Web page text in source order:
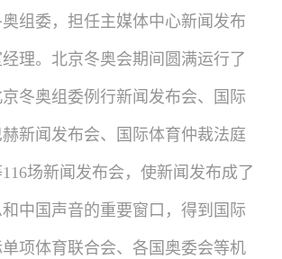
组委，担任主媒体中心新闻发布
理。北京冬奥会期间圆满运行了
冬奥组委例行新闻发布会、国际
新闻发布会、国际体育仲裁法庭
场新闻发布会，使新闻发布成了
中国声音的重要窗口，得到国际
项体育联合会、各国奥委会等机